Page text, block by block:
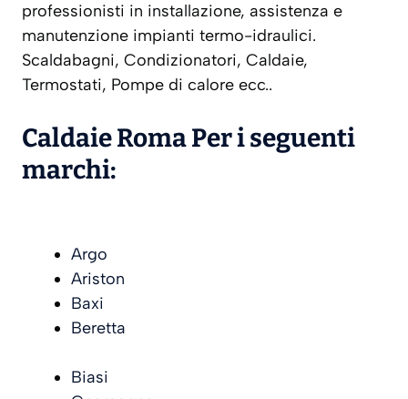
professionisti in installazione, assistenza e
manutenzione impianti termo-idraulici.
Scaldabagni, Condizionatori, Caldaie,
Termostati, Pompe di calore ecc..
Caldaie Roma Per i seguenti
marchi:
Argo
Ariston
Baxi
Beretta
Biasi